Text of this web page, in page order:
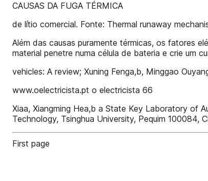
CAUSAS DA FUGA TÉRMICA
de lítio comercial. Fonte: Thermal runaway
Além das causas puramente térmicas, os fatores
material penetre numa célula de bateria e crie um
vehicles: A review; Xuning Fenga,b, Minggao
www.oelectricista.pt o electricista 66
Xiaa, Xiangming Hea,b a State Key Laboratory of
Technology, Tsinghua University, Pequim 100084,
First page